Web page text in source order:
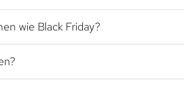
wie Black Friday?